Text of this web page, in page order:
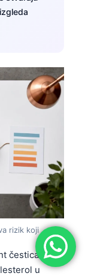
rizik koji
čestica
u